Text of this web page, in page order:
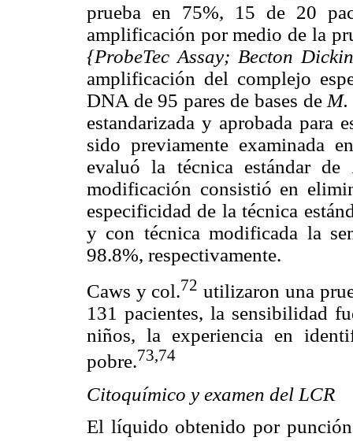
prueba en 75%, 15 de 20
amplificación por medio de la
{ProbeTec Assay; Becton
amplificación del complejo
DNA de 95 pares de bases de
estandarizada y aprobada para
sido previamente examinada
evaluó la técnica estándar de
modificación consistió en
especificidad de la técnica
y con técnica modificada la
98.8%, respectivamente.
Caws y col.72 utilizaron una
131 pacientes, la sensibilidad
niños, la experiencia en
pobre.73,74
Citoquímico y examen del LCR
El líquido obtenido por